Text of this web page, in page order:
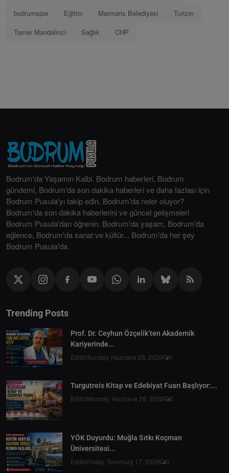
bodrumspor
Eğitim Marmaris Belediyesi
Turizm
Tamer Mandalinci
Sağlık CHP
Bodrum'da Yaşamın Kalbi. Bodrum haberleri, Bodrum
gündemi, Bodrum'da son dakika haberleri ve daha fazlası için
Bodrum Pusula'yı takip edin. Bodrum'da neler oluyor?
Bodrum'da son dakika haberlerini ve güncel gelişmeleri
Bodrum Pusula'dan öğrenin. Bodrum'da yaşam, Bodrum'da
eğlence, Bodrum'da sanat ve kültür... Bodrum'da her şey
Bodrum Pusula'da.
Trending Posts
Prof. Dr. Ceyhun Özçelik’ten Akademik
Kariyerinde...
EditörSunday, Hazirane 28, 2026 0
Turgutreis Kitap ve Edebiyat Fuarı Başlıyor:...
EditörMonday, Hazirane 29, 2026 0
YÖK Duyurdu: Muğla Sıtkı Koçman
Üniversitesi...
EditörFriday, Temmuzy 17, 2026 0